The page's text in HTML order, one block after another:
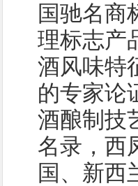
国驰名商
理标志产
酒风味特
的专家论
酒酿制技
名录，西
国、新西